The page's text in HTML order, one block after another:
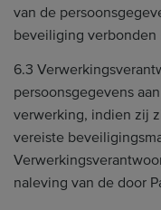
van de
beveiliging
6.3
persoonsgegevens
verwerking, indien zij
vereiste
naleving van de door